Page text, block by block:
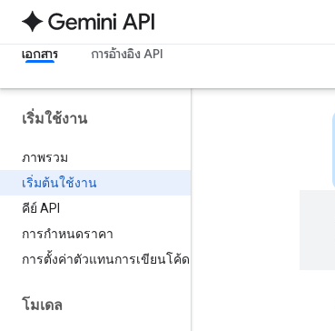
เอกสาร การอ้างอิง API
เริ่มใช้งาน
ภาพรวม
เริ่มต้นใช้งาน
คีย์ API
การกำหนดราคา
การตั้งค่าตัวแทนการเขียนโค้ด
โมเดล